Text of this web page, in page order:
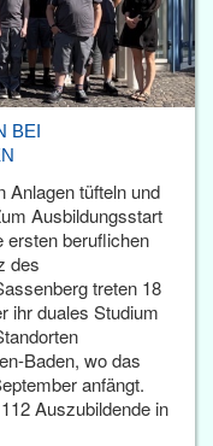
BEI
Anlagen tüfteln und
Ausbildungsstart
ersten beruflichen
des
treten 18
ihr duales Studium
Baden, wo das
anfängt.
Auszubildende in